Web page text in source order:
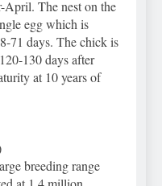
April. The nest on the
egg which is
71 days. The chick is
130 days after
at 10 years of
breeding range